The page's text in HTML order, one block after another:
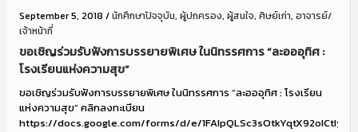
September 5, 2018 /นักศึกษาปัจจุบัน, ผู้ปกครอง, ผู้สนใจ, ศิษย์เก่า, อาจารย์/
เจ้าหน้าที่
ขอเชิญร่วมรับฟังการบรรยายพิเศษ ในนิทรรศการ “ละอออุทิศ :
โรงเรียนแห่งความสุข”
ขอเชิญร่วมรับฟังการบรรยายพิเศษ ในนิทรรศการ “ละอออุทิศ : โรงเรียน
แห่งความสุข” คลิกลงทะเบียน
https://docs.google.com/forms/d/e/